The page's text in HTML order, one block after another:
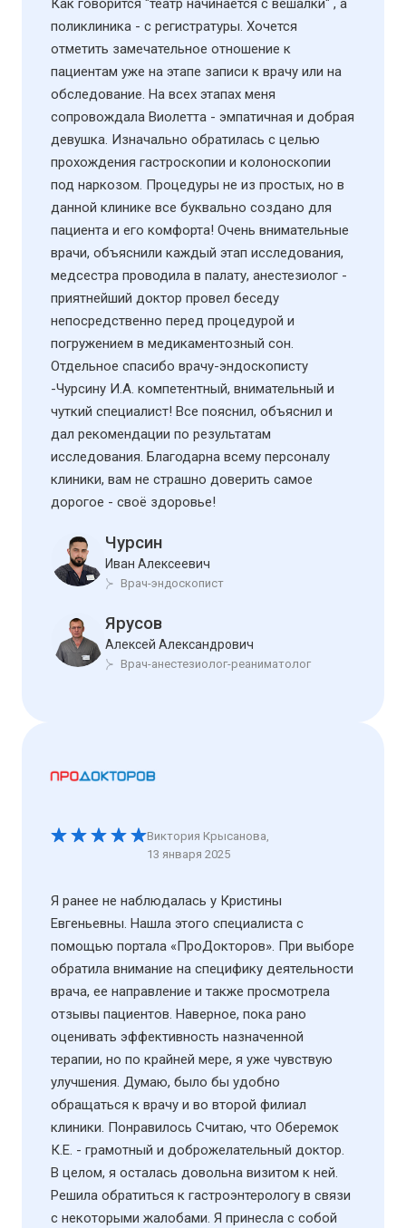
Как говорится "театр начинается с вешалки" , а
поликлиника - с регистратуры. Хочется
отметить замечательное отношение к
пациентам уже на этапе записи к врачу или на
обследование. На всех этапах меня
сопровождала Виолетта - эмпатичная и добрая
девушка. Изначально обратилась с целью
прохождения гастроскопии и колоноскопии
под наркозом. Процедуры не из простых, но в
данной клинике все буквально создано для
пациента и его комфорта! Очень внимательные
врачи, объяснили каждый этап исследования,
медсестра проводила в палату, анестезиолог -
приятнейший доктор провел беседу
непосредственно перед процедурой и
погружением в медикаментозный сон.
Отдельное спасибо врачу-эндоскописту
-Чурсину И.А. компетентный, внимательный и
чуткий специалист! Все пояснил, объяснил и
дал рекомендации по результатам
исследования. Благодарна всему персоналу
клиники, вам не страшно доверить самое
дорогое - своё здоровье!
Чурсин
Иван Алексеевич
Врач-эндоскопист
Ярусов
Алексей Александрович
Врач-анестезиолог-реаниматолог
Виктория Крысанова,
13 января 2025
Я ранее не наблюдалась у Кристины
Евгеньевны. Нашла этого специалиста с
помощью портала «ПроДокторов». При выборе
обратила внимание на специфику деятельности
врача, ее направление и также просмотрела
отзывы пациентов. Наверное, пока рано
оценивать эффективность назначенной
терапии, но по крайней мере, я уже чувствую
улучшения. Думаю, было бы удобно
обращаться к врачу и во второй филиал
клиники. Понравилось Считаю, что Оберемок
К.Е. - грамотный и доброжелательный доктор.
В целом, я осталась довольна визитом к ней.
Решила обратиться к гастроэнтерологу в связи
с некоторыми жалобами. Я принесла с собой